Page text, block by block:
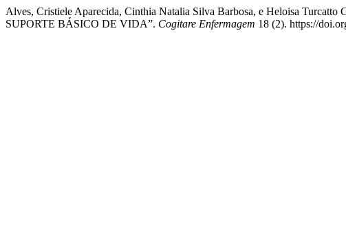
Alves, Cristiele Aparecida, Cinthia Natalia Silva Barbosa, e Heloisa
SUPORTE BÁSICO DE VIDA”. Cogitare Enfermagem 18 (2). https://